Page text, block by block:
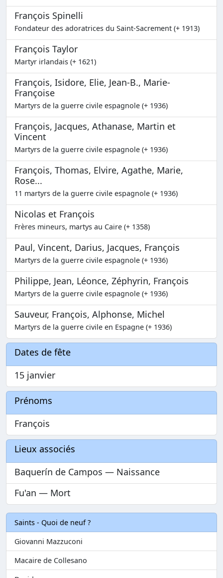
François Spinelli
Fondateur des adoratrices du Saint-Sacrement (+ 1913)
François Taylor
Martyr irlandais (+ 1621)
François, Isidore, Elie, Jean-B., Marie-
Françoise
Martyrs de la guerre civile espagnole (+ 1936)
François, Jacques, Athanase, Martin et
Vincent
Martyrs de la guerre civile espagnole (+ 1936)
François, Thomas, Elvire, Agathe, Marie,
Rose...
11 martyrs de la guerre civile espagnole (+ 1936)
Nicolas et François
Frères mineurs, martys au Caire (+ 1358)
Paul, Vincent, Darius, Jacques, François
Martyrs de la guerre civile espagnole (+ 1936)
Philippe, Jean, Léonce, Zéphyrin, François
Martyrs de la guerre civile espagnole (+ 1936)
Sauveur, François, Alphonse, Michel
Martyrs de la guerre civile en Espagne (+ 1936)
Dates de fête
15 janvier
Prénoms
François
Lieux associés
Baquerín de Campos — Naissance
Fu'an — Mort
Saints - Quoi de neuf ?
Giovanni Mazzuconi
Macaire de Collesano